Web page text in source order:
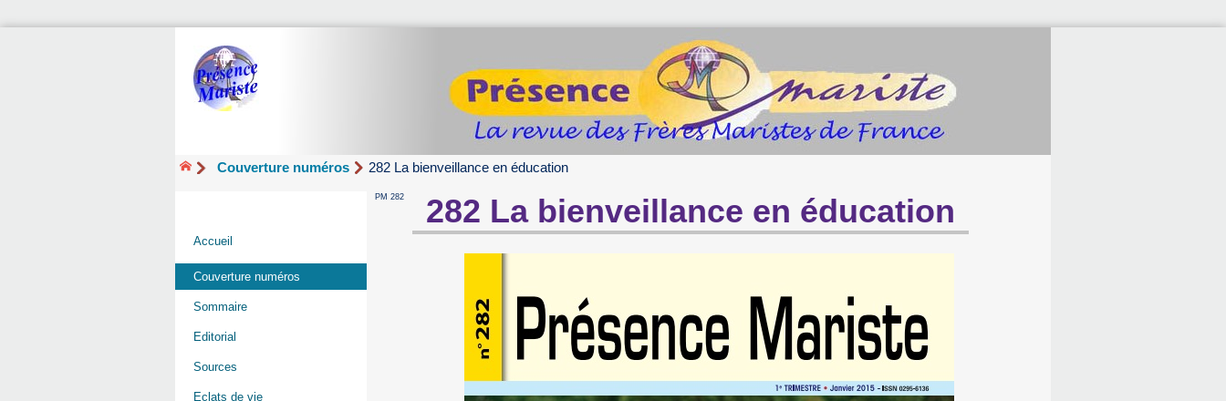
Couverture numéros 282 La bienveillance en éducation
PM 282 282 La bienveillance en éducation
Accueil
Couverture numéros
Sommaire
Editorial
Sources
Eclats de vie